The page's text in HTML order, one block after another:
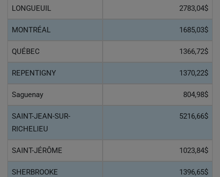
LONGUEUIL 2783,04$
MONTRÉAL 1685,03$
QUÉBEC 1366,72$
REPENTIGNY 1370,22$
Saguenay 804,98$
SAINT-JEAN-SUR-
RICHELIEU
5216,66$
SAINT-JÉRÔME 1023,84$
SHERBROOKE 1396,65$